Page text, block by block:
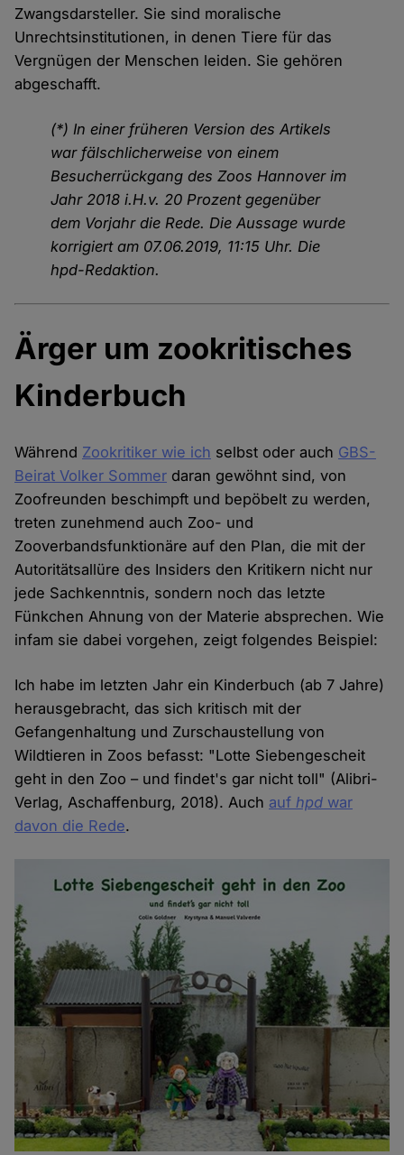
Zwangsdarsteller. Sie sind moralische
Unrechtsinstitutionen, in denen Tiere für das
Vergnügen der Menschen leiden. Sie gehören
abgeschafft.
(*) In einer früheren Version des Artikels
war fälschlicherweise von einem
Besucherrückgang des Zoos Hannover im
Jahr 2018 i.H.v. 20 Prozent gegenüber
dem Vorjahr die Rede. Die Aussage wurde
korrigiert am 07.06.2019, 11:15 Uhr. Die
hpd-Redaktion.
Ärger um zookritisches
Kinderbuch
Während Zookritiker wie ich selbst oder auch GBS-
Beirat Volker Sommer daran gewöhnt sind, von
Zoofreunden beschimpft und bepöbelt zu werden,
treten zunehmend auch Zoo- und
Zooverbandsfunktionäre auf den Plan, die mit der
Autoritätsallüre des Insiders den Kritikern nicht nur
jede Sachkenntnis, sondern noch das letzte
Fünkchen Ahnung von der Materie absprechen. Wie
infam sie dabei vorgehen, zeigt folgendes Beispiel:
Ich habe im letzten Jahr ein Kinderbuch (ab 7 Jahre)
herausgebracht, das sich kritisch mit der
Gefangenhaltung und Zurschaustellung von
Wildtieren in Zoos befasst: "Lotte Siebengescheit
geht in den Zoo – und findet's gar nicht toll" (Alibri-
Verlag, Aschaffenburg, 2018). Auch aufhpd war
davon die Rede.